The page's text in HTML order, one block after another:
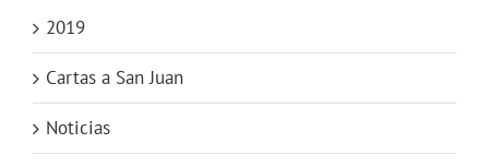
2019
Cartas a San Juan
Noticias